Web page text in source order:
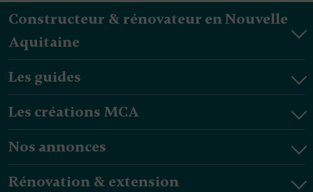
Constructeur & rénovateur en Nouvelle
Aquitaine
Les guides
Les créations MCA
Nos annonces
Rénovation & extension